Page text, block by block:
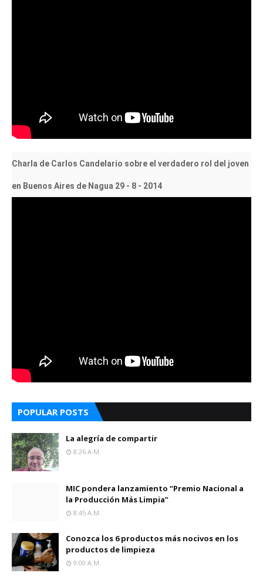
Charla de Carlos Candelario sobre el verdadero rol del joven
en Buenos Aires de Nagua 29 - 8 - 2014
POPULAR POSTS
La alegría de compartir
8:26 A.m.
MIC pondera lanzamiento “Premio Nacional a
la Producción Más Limpia”
8:45 A.m.
Conozca los 6 productos más nocivos en los
productos de limpieza
9:00 A.m.